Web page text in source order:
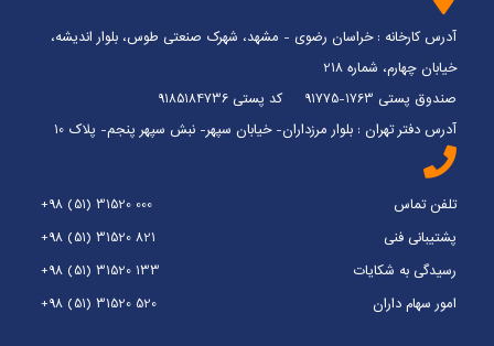
آدرس کارخانه : خراسان رضوی - مشهد، شهرک صنعتی طوس، بلوار اندیشه،
خیابان چهارم، شماره 218
صندوق پستی 1763-91775 کد پستی 9185184736
آدرس دفتر تهران : بلوار مرزداران- خیابان سپهر- نبش سپهر پنجم- پلاک 10
تلفن تماس
+98 (51) 31520 000
پشتیبانی فنی
+98 (51) 31520 821
رسیدگی به شکایات
+98 (51) 31520 133
امور سهام داران
+98 (51) 31520 520